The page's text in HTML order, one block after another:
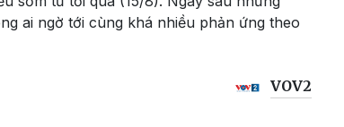
ai ngờ tới cùng khá nhiều phản ứng theo
VOV2